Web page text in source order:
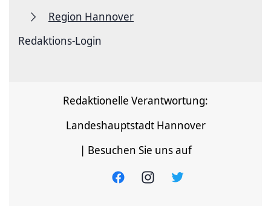
Region Hannover
Redaktions-Login
Redaktionelle Verantwortung:
Landeshauptstadt Hannover
| Besuchen Sie uns auf